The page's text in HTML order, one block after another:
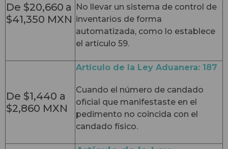
De $20,660 a
$41,350 MXN
No llevar un sistema de control de
inventarios de forma
automatizada, como lo establece
el artículo 59.
De $1,440 a
$2,860 MXN
Artículo de la Ley Aduanera: 187
Cuando el número de candado
oficial que manifestaste en el
pedimento no coincida con el
candado físico.